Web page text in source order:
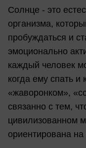
Солнце - это
организма,
пробуждаться и
эмоционально
каждый человек
когда ему спать и
«жаворонком»,
связанно с тем,
цивилизованном
ориентирована